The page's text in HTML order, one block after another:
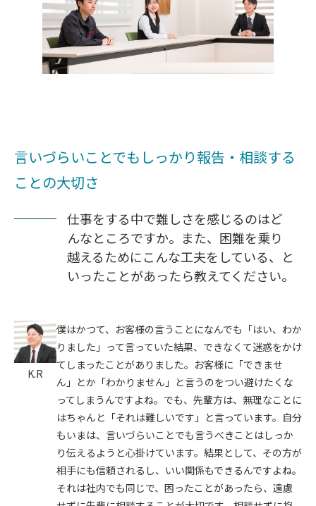
言いづらいことでもしっかり報告・相談する
ことの大切さ
仕事をする中で難しさを感じるのはど
んなところですか。また、困難を乗り
越えるためにこんな工夫をしている、と
いったことがあったら教えてください。
K.R
僕はかつて、お客様の言うことになんでも「はい、わか
りました」って言っていた結果、できなくて迷惑をかけ
てしまったことがありました。お客様に「できませ
ん」とか「わかりません」と言うのをつい避けたくな
ってしまうんですよね。でも、先輩方は、無理なことに
はちゃんと「それは難しいです」と言っています。自分
もいまは、言いづらいことでも言うべきことはしっか
り伝えるようと心掛けています。結果として、その方が
相手にも信頼されるし、いい関係もできるんですよね。
それは社内でも同じで、困ったことがあったら、遠慮